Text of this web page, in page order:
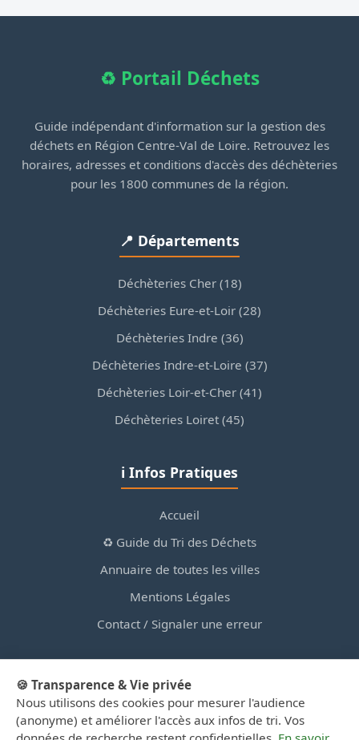
♻️ Portail Déchets
Guide indépendant d'information sur la gestion des
déchets en Région Centre-Val de Loire. Retrouvez les
horaires, adresses et conditions d'accès des déchèteries
pour les 1800 communes de la région.
📍 Départements
Déchèteries Cher (18)
Déchèteries Eure-et-Loir (28)
Déchèteries Indre (36)
Déchèteries Indre-et-Loire (37)
Déchèteries Loir-et-Cher (41)
Déchèteries Loiret (45)
ℹ️ Infos Pratiques
Accueil
♻️ Guide du Tri des Déchets
Annuaire de toutes les villes
Mentions Légales
Contact / Signaler une erreur
© 2026 PortailDesDechetsEnRegionCentre.fr — Site
d'information privé, non affilié aux collectivités.
🍪 Transparence & Vie privée
Nous utilisons des cookies pour mesurer l'audience
(anonyme) et améliorer l'accès aux infos de tri. Vos